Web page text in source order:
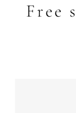
Free